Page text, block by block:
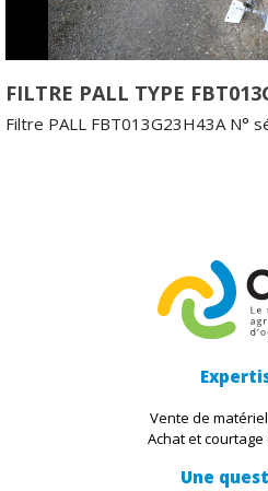
FILTRE PALL TYPE
Filtre PALL FBT013G23H43A N°
Vente de matériel
Achat et
Une